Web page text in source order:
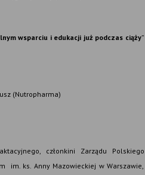
wsparciu i edukacji już podczas ciąży”
(Nutropharma)
członkini Zarządu Polskiego
im. ks. Anny Mazowieckiej w Warszawie,